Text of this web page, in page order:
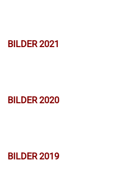
BILDER 2021
BILDER 2020
BILDER 2019